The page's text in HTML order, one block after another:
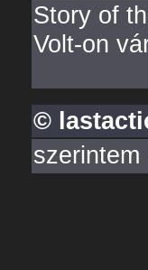
Story of
Volt-on
©